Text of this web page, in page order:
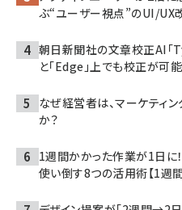
ぶ“ユーザー視点”のUI/UX
朝日新聞社の文章校正AI「
と「Edge」上でも校正が可
なぜ経営者は、マーケティ
か？
1週間かかった作業が1日
使い倒す8つの活用術【1週間